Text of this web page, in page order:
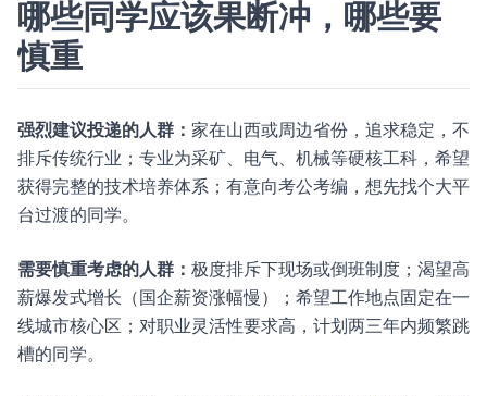
哪些同学应该果断冲，哪些要
慎重
强烈建议投递的人群： 家在山西或周边省份，追求稳定，不
排斥传统行业；专业为采矿、电气、机械等硬核工科，希望
获得完整的技术培养体系；有意向考公考编，想先找个大平
台过渡的同学。
需要慎重考虑的人群： 极度排斥下现场或倒班制度；渴望高
薪爆发式增长（国企薪资涨幅慢）；希望工作地点固定在一
线城市核心区；对职业灵活性要求高，计划两三年内频繁跳
槽的同学。